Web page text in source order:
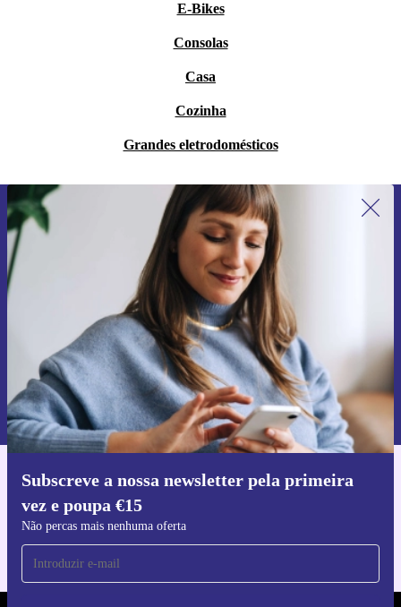
E-Bikes
Consolas
Casa
Cozinha
Grandes eletrodomésticos
Subscreve a nossa newsletter pela primeira
vez e poupa €15
Não percas mais nenhuma oferta
Subscreve a nossa newsletter pela
primeira vez e poupa 15€!
Não percas mais nenhuma oferta.
Pedir voucher
Informações sobre o uso de dados pessoais podem ser encontrados na
nossa
Política de Privacidade.
Faz o download da app refurbed
Para iOS e Android